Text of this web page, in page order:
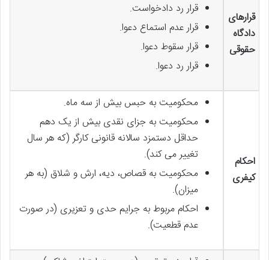
قرارهای
دادگاه
حقوقی
قرار رد دادخواست.
قرار عدم استماع دعوا.
قرار سقوط دعوا.
قرار رد دعوا.
احکام
کیفری
محکومیت به حبس بیش از سه ماه.
محکومیت به جزای نقدی بیش از یک دهم
حداقل دستمزد سالانه قانونی کارگر (که هر سال
تغییر می کند).
محکومیت به قصاص، دیه، ارش و شلاق (به هر
میزان).
احکام مربوط به جرایم حدی و تعزیری (در صورت
عدم قطعیت).